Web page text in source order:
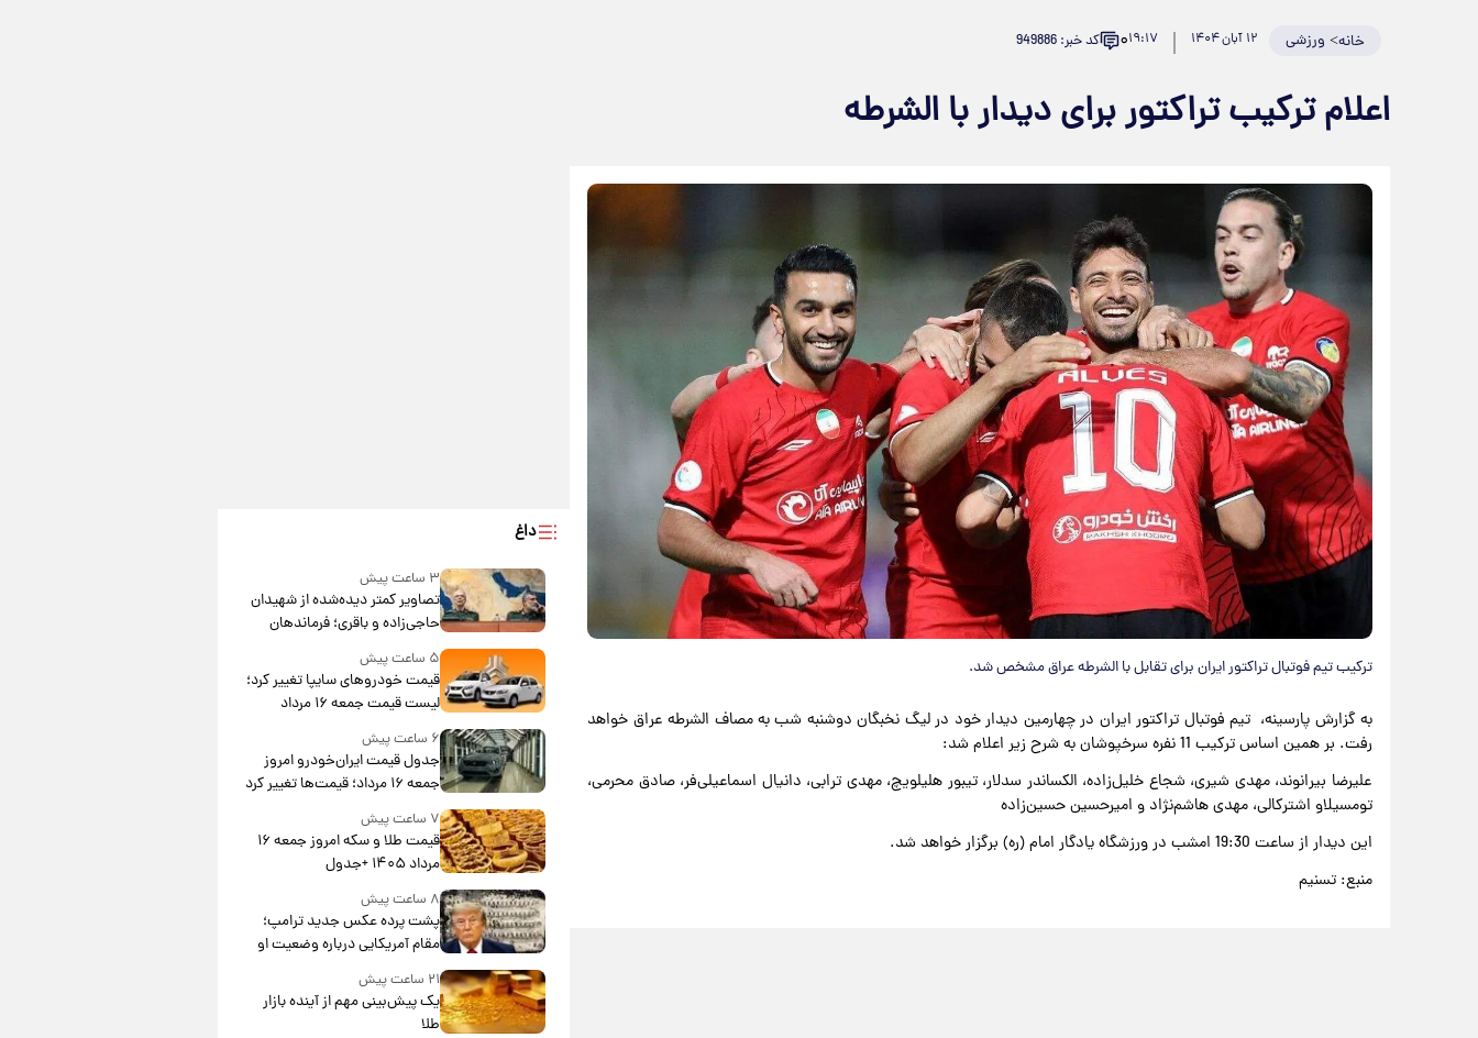
خانه> ورزشی ۱۲ آبان ۱۴۰۴ ۱۹:۱۷۰ کد خبر: 949886
اعلام ترکیب تراکتور برای دیدار با الشرطه
ترکیب تیم فوتبال تراکتور ایران برای تقابل با الشرطه عراق مشخص شد.
به گزارش پارسینه، تیم فوتبال تراکتور ایران در چهارمین دیدار خود در لیگ نخبگان دوشنبه شب به مصاف الشرطه عراق خواهد
رفت. بر همین اساس ترکیب 11 نفره سرخپوشان به شرح زیر اعلام شد:
علیرضا بیرانوند، مهدی شیری، شجاع خلیل‌زاده، الکساندر سدلار، تیبور هلیلویچ، مهدی ترابی، دانیال اسماعیلی‌فر، صادق محرمی،
تومسیلاو اشترکالی، مهدی هاشم‌نژاد و امیرحسین حسین‌زاده
این دیدار از ساعت 19:30 امشب در ورزشگاه یادگار امام (ره) برگزار خواهد شد.
منبع: تسنیم
داغ
۳ ساعت پیش
تصاویر کمتر دیده‌شده از شهیدان
حاجی‌زاده و باقری؛ فرماندهان
شهید هوافضای ایران
۵ ساعت پیش
قیمت خودروهای سایپا تغییر کرد؛
لیست قیمت جمعه ۱۶ مرداد
منتشر شد
۶ ساعت پیش
جدول قیمت ایران‌خودرو امروز
جمعه ۱۶ مرداد؛ قیمت‌ها تغییر کرد
۷ ساعت پیش
قیمت طلا و سکه امروز جمعه ۱۶
مرداد ۱۴۰۵ +جدول
۸ ساعت پیش
پشت پرده عکس جدید ترامپ؛
مقام آمریکایی درباره وضعیت او
چه گفت؟
۲۱ ساعت پیش
یک پیش‌بینی مهم از آینده بازار
طلا